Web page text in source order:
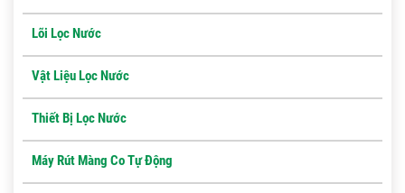
Lõi Lọc Nước
Vật Liệu Lọc Nước
Thiết Bị Lọc Nước
Máy Rút Màng Co Tự Động